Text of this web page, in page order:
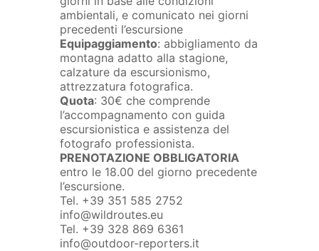
ambientali, e comunicato nei giorni
precedenti l’escursione
Equipaggiamento: abbigliamento da
montagna adatto alla stagione,
calzature da escursionismo,
attrezzatura fotografica.
Quota: 30€ che comprende
l’accompagnamento con guida
escursionistica e assistenza del
fotografo professionista.
PRENOTAZIONE OBBLIGATORIA
entro le 18.00 del giorno precedente
l’escursione.
Tel. +39 351 585 2752
info@wildroutes.eu
Tel. +39 328 869 6361
info@outdoor-reporters.it